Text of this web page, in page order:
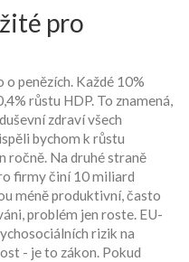
pro
penězích. Každé 10%
růstu HDP. To znamená,
zdraví všech
bychom k růstu
ročně. Na druhé straně
firmy činí 10 miliard
méně produktivní, často
problém jen roste. EU-
rizik na
- je to zákon. Pokud